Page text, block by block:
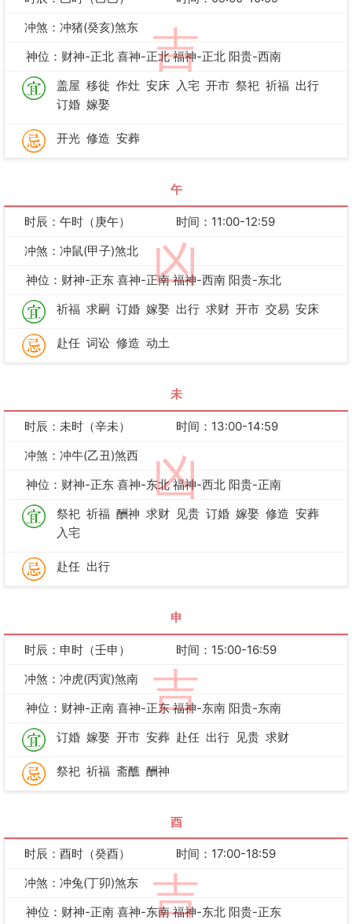
吉
冲煞：冲猪(癸亥)煞东
神位：财神-正北 喜神-正北 福神-正北 阳贵-西南
盖屋 移徙 作灶 安床 入宅 开市 祭祀 祈福 出行
订婚 嫁娶
开光 修造 安葬
午
凶
时辰：午时（庚午）
时间：11:00-12:59
冲煞：冲鼠(甲子)煞北
神位：财神-正东 喜神-正南 福神-西南 阳贵-东北
祈福 求嗣 订婚 嫁娶 出行 求财 开市 交易 安床
赴任 词讼 修造 动土
未
凶
时辰：未时（辛未）
时间：13:00-14:59
冲煞：冲牛(乙丑)煞西
神位：财神-正东 喜神-东北 福神-西北 阳贵-正南
祭祀 祈福 酬神 求财 见贵 订婚 嫁娶 修造 安葬
入宅
赴任 出行
申
吉
时辰：申时（壬申）
时间：15:00-16:59
冲煞：冲虎(丙寅)煞南
神位：财神-正南 喜神-正东 福神-东南 阳贵-东南
订婚 嫁娶 开市 安葬 赴任 出行 见贵 求财
祭祀 祈福 斋醮 酬神
酉
吉
时辰：酉时（癸酉）
时间：17:00-18:59
冲煞：冲兔(丁卯)煞东
神位：财神-正南 喜神-东南 福神-东北 阳贵-正东